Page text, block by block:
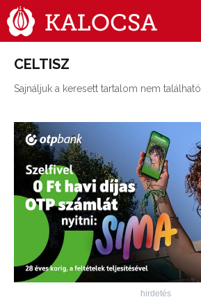
CELTISZ
Sajnáljuk a keresett tartalom nem található.
hirdetés